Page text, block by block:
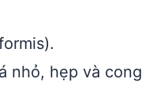
nhỏ, hẹp và cong